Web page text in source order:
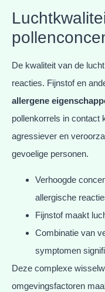
De kwaliteit van de
reacties. Fijnstof en
allergene
pollenkorrels in contact
agressiever en
gevoelige personen.
Verhoogde
allergische
Fijnstof maakt
Combinatie van
symptomen
Deze complexe
omgevingsfactoren